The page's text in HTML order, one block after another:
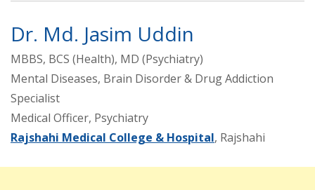
Dr. Md. Jasim Uddin
MBBS, BCS (Health), MD (Psychiatry)
Mental Diseases, Brain Disorder & Drug Addiction
Specialist
Medical Officer, Psychiatry
Rajshahi Medical College & Hospital, Rajshahi